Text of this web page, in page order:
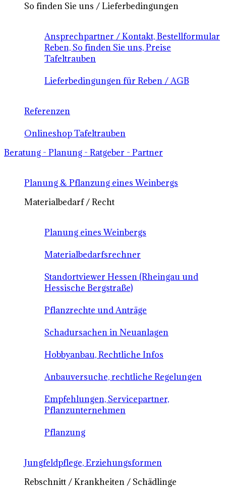
So finden Sie uns / Lieferbedingungen
Ansprechpartner / Kontakt, Bestellformular
Reben, So finden Sie uns, Preise
Tafeltrauben
Lieferbedingungen für Reben / AGB
Referenzen
Onlineshop Tafeltrauben
Beratung - Planung - Ratgeber - Partner
Planung & Pflanzung eines Weinbergs
Materialbedarf / Recht
Planung eines Weinbergs
Materialbedarfsrechner
Standortviewer Hessen (Rheingau und
Hessische Bergstraße)
Pflanzrechte und Anträge
Schadursachen in Neuanlagen
Hobbyanbau, Rechtliche Infos
Anbauversuche, rechtliche Regelungen
Empfehlungen, Servicepartner,
Pflanzunternehmen
Pflanzung
Jungfeldpflege, Erziehungsformen
Rebschnitt / Krankheiten / Schädlinge